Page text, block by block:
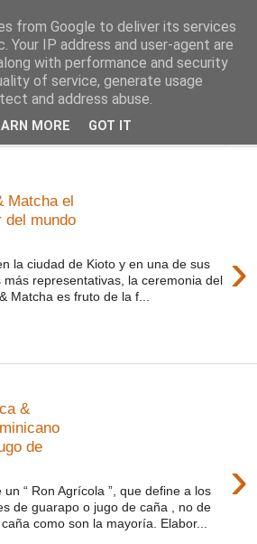
y el día a día de la Gastronomía
Matcha el
del mundo
›
la ciudad de Kioto y en una de sus
más representativas, la ceremonia del
Matcha es fruto de la f...
&
de
›
un “ Ron Agrícola ”, que define a los
de guarapo o jugo de caña , no de
como son la mayoría. Elabor...
from Google to deliver its services
Your IP address and user-agent are
with performance and security
of service, generate usage
and address abuse.
MORE GOT IT